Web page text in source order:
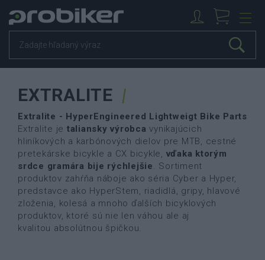
EXTRALITE
Extralite - HyperEngineered Lightweigt Bike Parts
Extralite je taliansky výrobca vynikajúcich
hliníkových a karbónových dielov pre MTB, cestné
pretekárske bicykle a CX bicykle, vďaka ktorým
srdce gramára bije rýchlejšie. Sortiment
produktov zahŕňa náboje ako séria Cyber ​​a Hyper,
predstavce ako HyperStem, riadidlá, gripy, hlavové
zloženia, kolesá a mnoho ďalších bicyklových
produktov, ktoré sú nie len váhou ale aj
kvalitou absolútnou špičkou.